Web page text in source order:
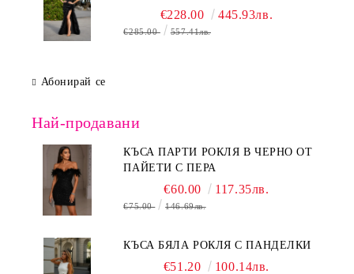
€228.00 445.93лв.
€285.00 557.41лв.
Абонирай се
Най-продавани
КЪСА ПАРТИ РОКЛЯ В ЧЕРНО ОТ
ПАЙЕТИ С ПЕРА
€60.00 117.35лв.
€75.00 146.69лв.
КЪСА БЯЛА РОКЛЯ С ПАНДЕЛКИ
€51.20 100.14лв.